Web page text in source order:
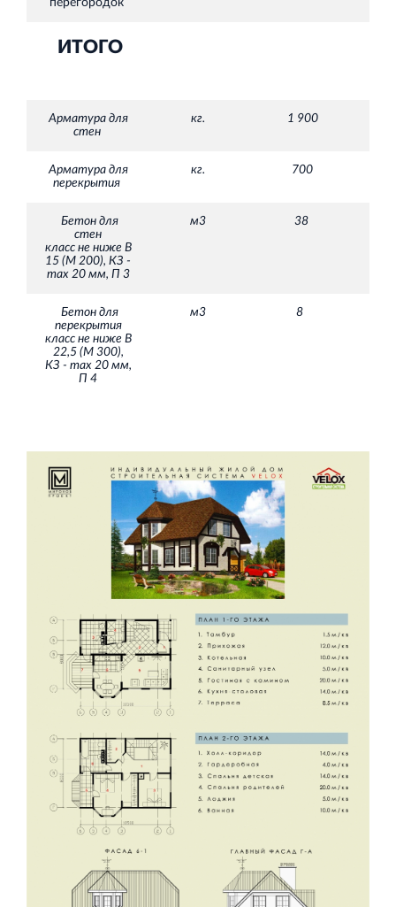
перегородок
ИТОГО
Арматура для
стен
кг. 1 900
Арматура для
перекрытия
кг. 700
Бетон для
стен
класс не ниже В
15 (М 200), КЗ -
max 20 мм, П 3
м3 38
Бетон для
перекрытия
класс не ниже В
22,5 (М 300),
КЗ - max 20 мм,
П 4
м3 8